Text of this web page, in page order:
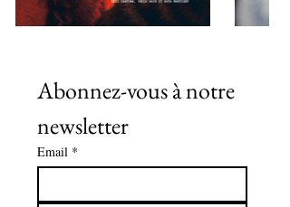
Abonnez-vous à notre
newsletter
Email *